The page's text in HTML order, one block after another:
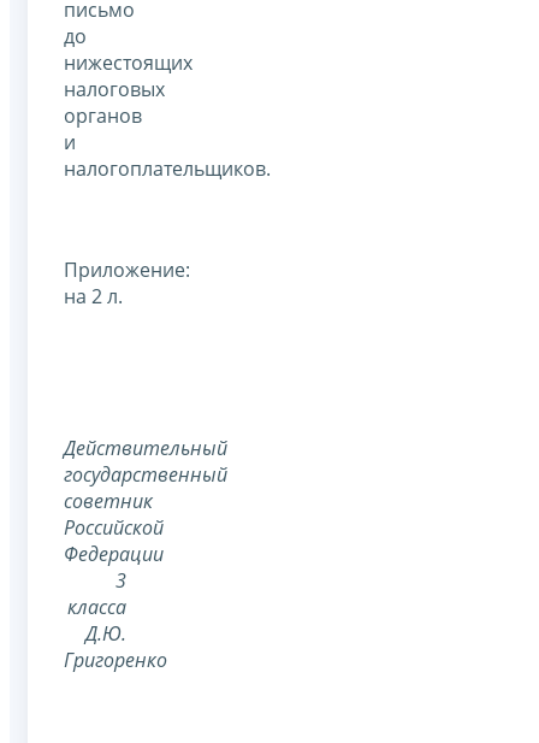
письмо
до
нижестоящих
налоговых
органов
и
налогоплательщиков.
Приложение:
на 2 л.
Действительный
государственный
советник
Российской
Федерации
3
класса
Д.Ю.
Григоренко